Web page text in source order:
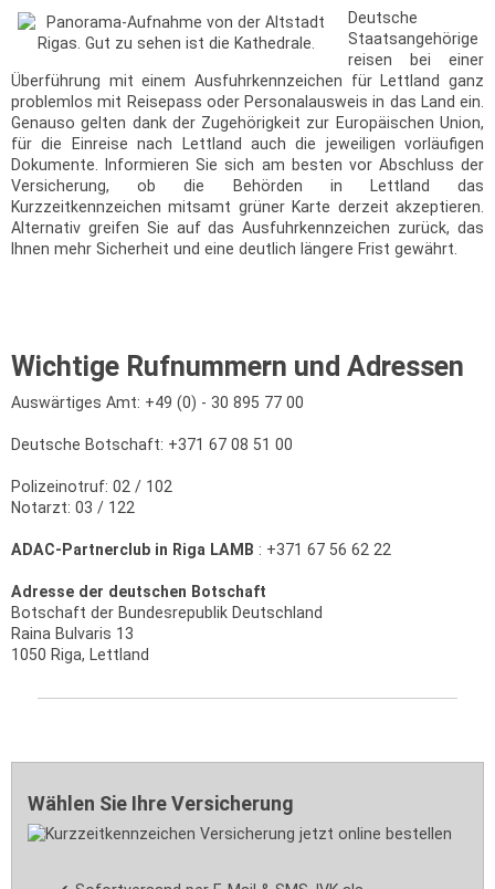
Deutsche
Staatsangehörige
reisen bei einer
Überführung mit einem Ausfuhrkennzeichen für Lettland ganz
problemlos mit Reisepass oder Personalausweis in das Land ein.
Genauso gelten dank der Zugehörigkeit zur Europäischen Union,
für die Einreise nach Lettland auch die jeweiligen vorläufigen
Dokumente. Informieren Sie sich am besten vor Abschluss der
Versicherung, ob die Behörden in Lettland das
Kurzzeitkennzeichen mitsamt grüner Karte derzeit akzeptieren.
Alternativ greifen Sie auf das Ausfuhrkennzeichen zurück, das
Ihnen mehr Sicherheit und eine deutlich längere Frist gewährt.
Wichtige Rufnummern und Adressen
Auswärtiges Amt: +49 (0) - 30 895 77 00
Deutsche Botschaft: +371 67 08 51 00
Polizeinotruf: 02 / 102
Notarzt: 03 / 122
ADAC-Partnerclub in Riga LAMB : +371 67 56 62 22
Adresse der deutschen Botschaft
Botschaft der Bundesrepublik Deutschland
Raina Bulvaris 13
1050 Riga, Lettland
Wählen Sie Ihre Versicherung